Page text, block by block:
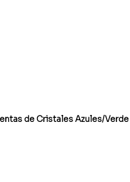
de Cristales Azules/Verde